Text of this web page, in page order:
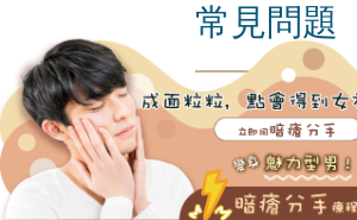
常見問題
1. 為何生石頭瘡？